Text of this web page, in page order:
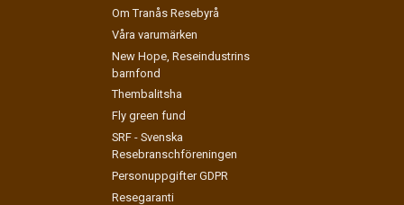
Om Tranås Resebyrå
Våra varumärken
New Hope, Reseindustrins
barnfond
Thembalitsha
Fly green fund
SRF - Svenska
Resebranschföreningen
Personuppgifter GDPR
Resegaranti